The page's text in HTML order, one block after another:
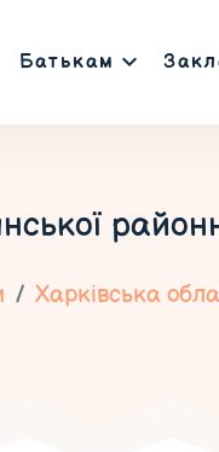
Батькам
Харківська